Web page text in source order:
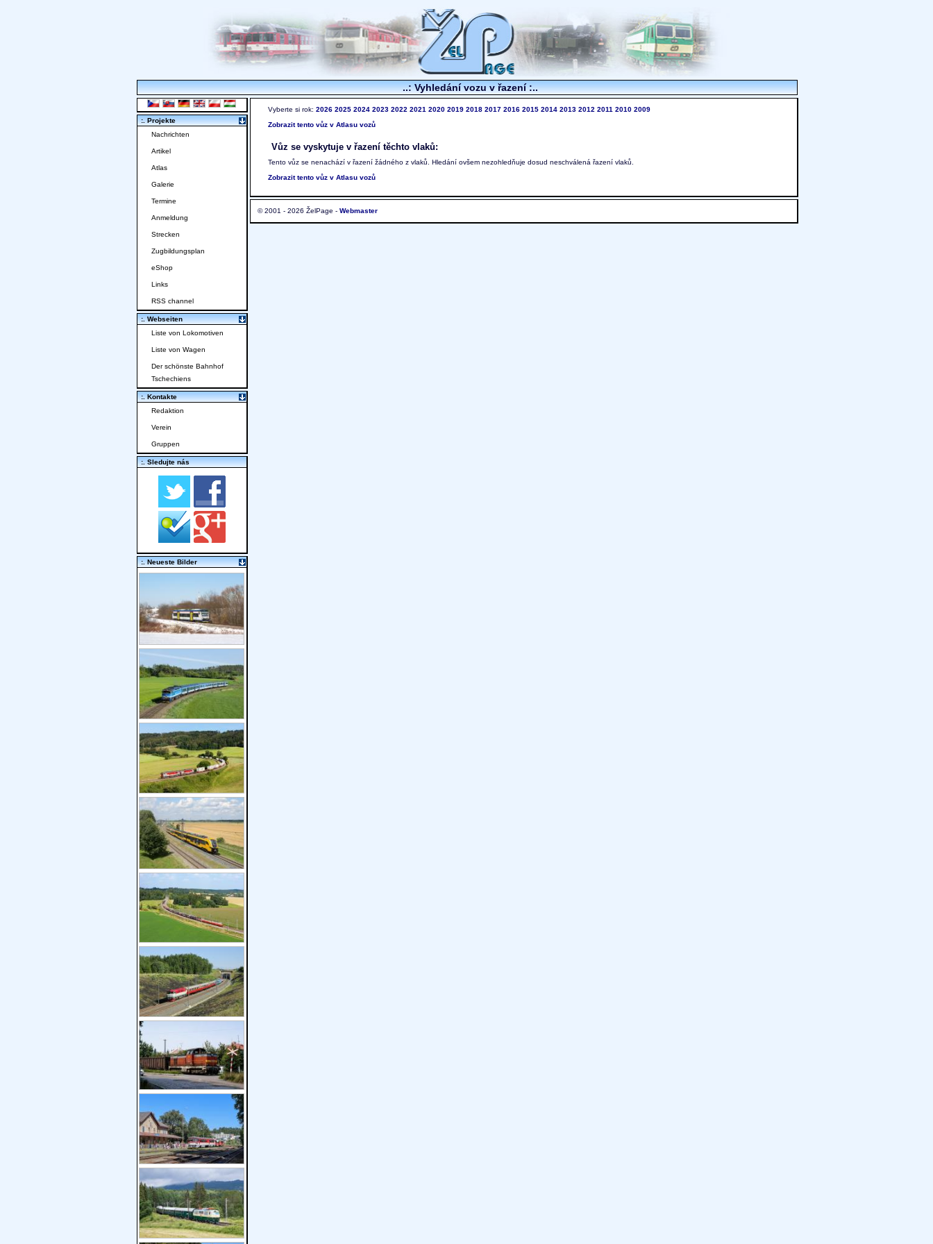
..: Vyhledání vozu v řazení :..
Vyberte si rok: 2026 2025 2024 2023 2022 2021 2020 2019 2018 2017 2016 2015 2014 2013 2012 2011 2010 2009
Zobrazit tento vůz v Atlasu vozů
Vůz se vyskytuje v řazení těchto vlaků:
Tento vůz se nenachází v řazení žádného z vlaků. Hledání ovšem nezohledňuje dosud neschválená řazení vlaků.
Zobrazit tento vůz v Atlasu vozů
© 2001 - 2026 ŽelPage - Webmaster
:. Projekte
Nachrichten
Artikel
Atlas
Galerie
Termine
Anmeldung
Strecken
Zugbildungsplan
eShop
Links
RSS channel
:. Webseiten
Liste von Lokomotiven
Liste von Wagen
Der schönste Bahnhof
Tschechiens
:. Kontakte
Redaktion
Verein
Gruppen
:. Sledujte nás
:. Neueste Bilder